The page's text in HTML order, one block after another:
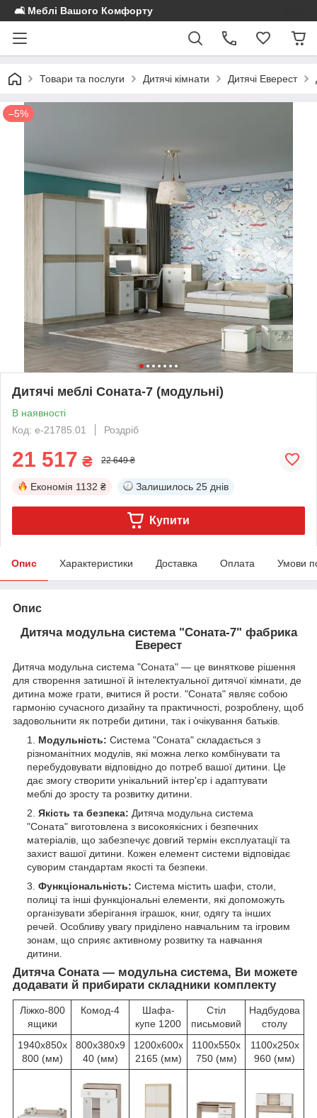
🛋️ Меблі Вашого Комфорту
Товари та послуги Дитячі кімнати Дитячі Еверест
–5%
Дитячі меблі Соната-7 (модульні)
В наявності
Код: е-21785.01
Роздріб
21 517 ₴ 22 649 ₴
Економія 1132 ₴ Залишилось 25 днів
Купити
Опис Характеристики Доставка Оплата Умови
Опис
Дитяча модульна система "Соната-7" фабрика
Еверест
Дитяча модульна система "Соната" — це виняткове рішення
для створення затишної й інтелектуальної дитячої кімнати, де
дитина може грати, вчитися й рости. "Соната" являє собою
гармонію сучасного дизайну та практичності, розроблену, щоб
задовольнити як потреби дитини, так і очікування батьків.
Модульність: Система "Соната" складається з
різноманітних модулів, які можна легко комбінувати та
перебудовувати відповідно до потреб вашої дитини. Це
дає змогу створити унікальний інтер'єр і адаптувати
меблі до зросту та розвитку дитини.
Якість та безпека: Дитяча модульна система
"Соната" виготовлена з високоякісних і безпечних
матеріалів, що забезпечує довгий термін експлуатації та
захист вашої дитини. Кожен елемент системи відповідає
суворим стандартам якості та безпеки.
Функціональність: Система містить шафи, столи,
полиці та інші функціональні елементи, які допоможуть
організувати зберігання іграшок, книг, одягу та інших
речей. Особливу увагу приділено навчальним та ігровим
зонам, що сприяє активному розвитку та навчання
дитини.
Дитяча Соната — модульна система, Ви можете
додавати й прибирати складники комплекту
Ліжко-800
ящики
Комод-4
Шафа-
купе 1200
Стіл
письмовий
Надбудова
столу
1940х850х
800 (мм)
800х380х9
40 (мм)
1200х600х
2165 (мм)
1100х550х
750 (мм)
1100х250х
960 (мм)